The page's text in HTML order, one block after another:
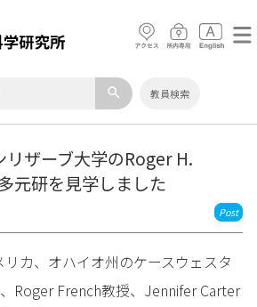
search 教員検索
リザーブ大学のRoger H.
元研を見学しました
Post
カ、オハイオ州のケースウェスタ
Roger French教授、Jennifer Carter